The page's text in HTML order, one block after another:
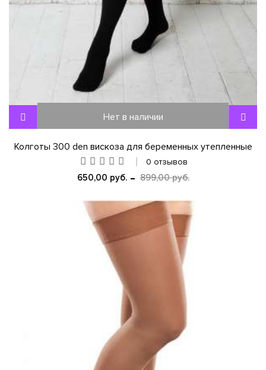
Нет в наличии
Колготы 300 den вискоза для беременных утепленные
0 отзывов
650,00 руб. 899,00 руб.